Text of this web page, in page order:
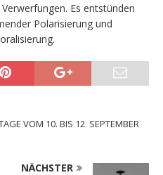
Es entstünden
Polarisierung und
VOM 10. BIS 12. SEPTEMBER
NÄCHSTER